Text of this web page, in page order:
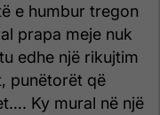
e humbur tregon
prapa meje nuk
edhe një rikujtim
punëtorët që
Ky mural në një